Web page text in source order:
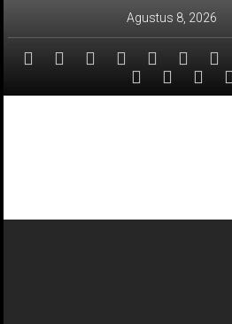
Agustus 8, 2026